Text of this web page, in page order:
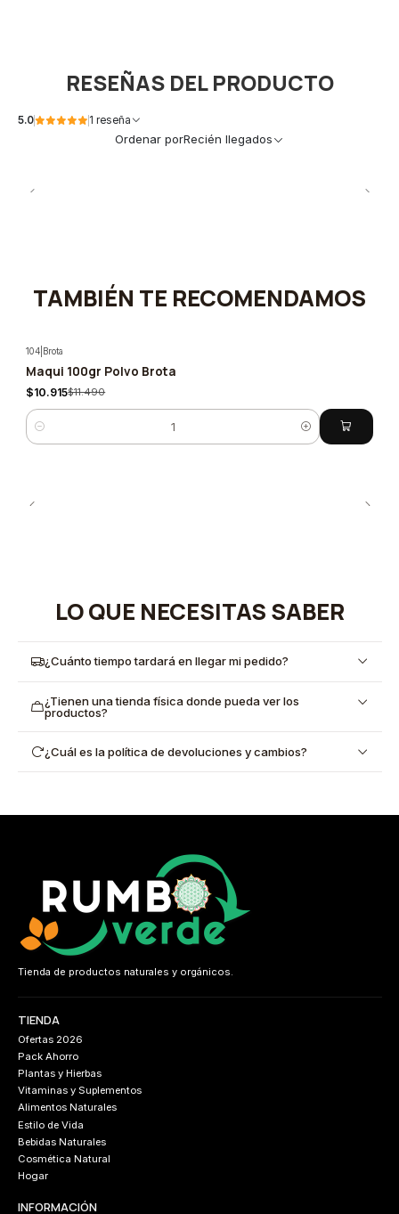
RESEÑAS DEL PRODUCTO
5.0 1 reseña
Ordenar porRecién llegados
TAMBIÉN TE RECOMENDAMOS
-5%
104 Brota
Maqui 100gr Polvo Brota
$10.915$11.490
Cantidad
LO QUE NECESITAS SABER
¿Cuánto tiempo tardará en llegar mi pedido?
¿Tienen una tienda física donde pueda ver los
productos?
¿Cuál es la política de devoluciones y cambios?
Tienda de productos naturales y orgánicos.
TIENDA
Ofertas 2026
Pack Ahorro
Plantas y Hierbas
Vitaminas y Suplementos
Alimentos Naturales
Estilo de Vida
Bebidas Naturales
Cosmética Natural
Hogar
INFORMACIÓN